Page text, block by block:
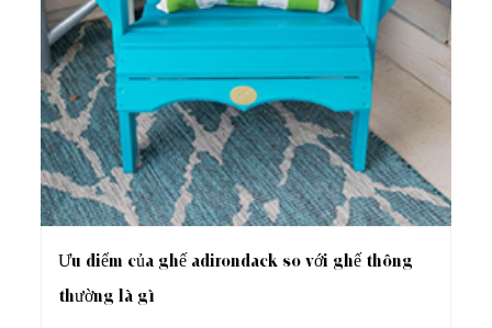
Ưu điểm của ghế adirondack so với ghế thông
thường là gì